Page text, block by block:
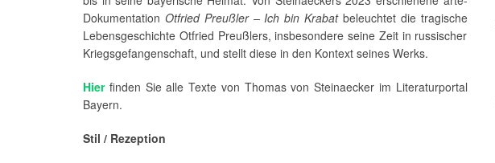
Dokumentation Otfried Preußler – Ich bin Krabatbeleuchtet die tragische
Lebensgeschichte Otfried Preußlers, insbesondere seine Zeit in russischer
Kriegsgefangenschaft, und stellt diese in den Kontext seines Werks.
Hierfinden Sie alle Texte von Thomas von Steinaecker im Literaturportal
Bayern.
Stil / Rezeption